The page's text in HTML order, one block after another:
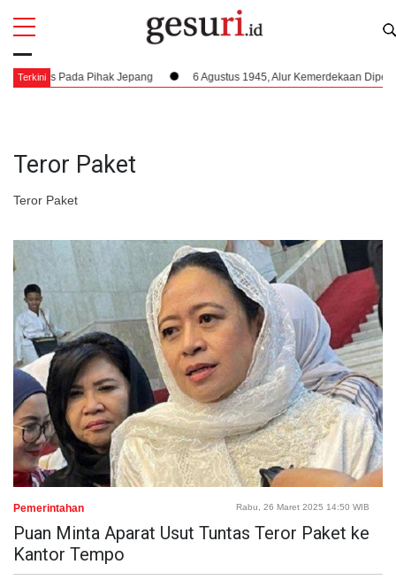
Terkini
Pada Pihak Jepang 6 Agustus 1945, Alur Kemerdekaan Dipercepat:
Teror Paket
Teror Paket
All
Pemerintahan Rabu, 26 Maret 2025 14:50 WIB
Puan Minta Aparat Usut Tuntas Teror Paket ke
Kantor Tempo